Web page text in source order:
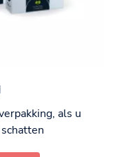
als u